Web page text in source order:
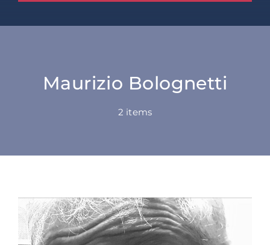
NEWS
Maurizio Bolognetti
2 items